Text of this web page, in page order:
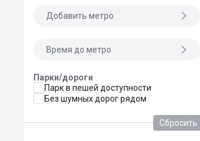
Добавить метро
Время до метро
Парки/дороги
Парк в пешей доступности
Без шумных дорог рядом
Сбросить